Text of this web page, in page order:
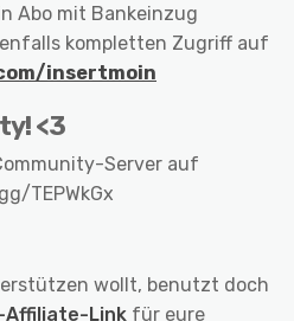
Abo mit Bankeinzug
kompletten Zugriff auf
insertmoin
<3
Server auf
TEPWkGx
wollt, benutzt doch
Affiliate-Link für eure